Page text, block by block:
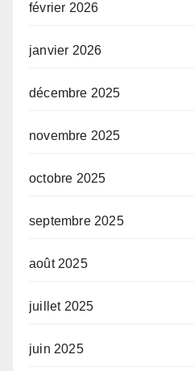
février 2026
janvier 2026
décembre 2025
novembre 2025
octobre 2025
septembre 2025
août 2025
juillet 2025
juin 2025